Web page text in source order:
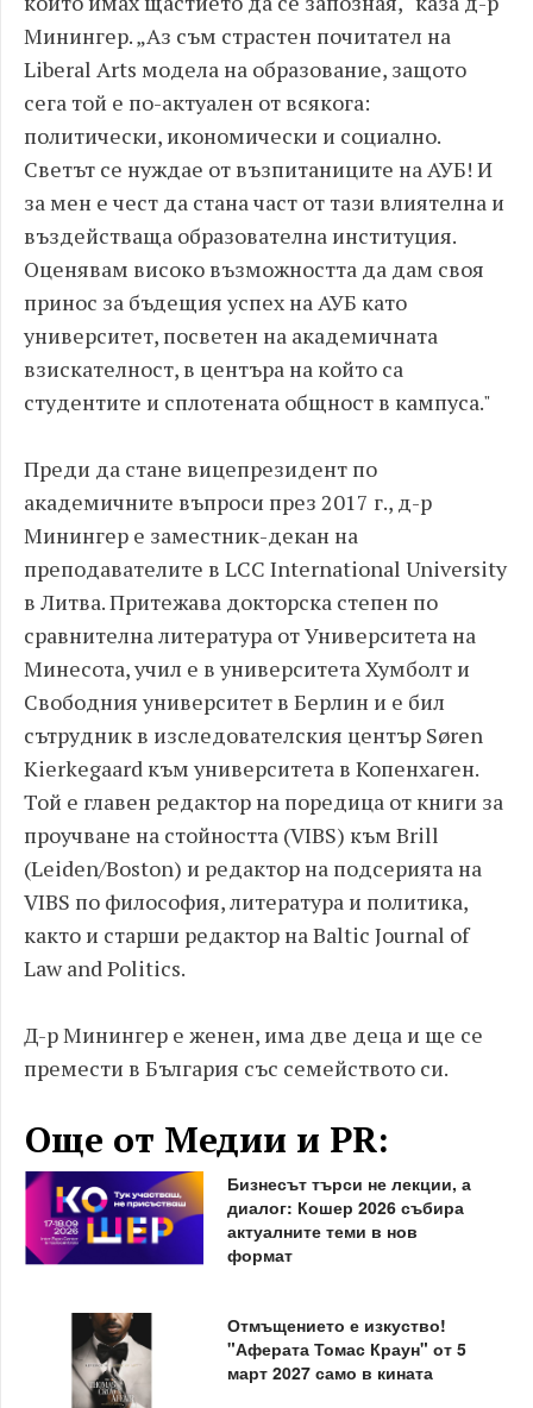
Минингер. „Аз съм страстен почитател на
Liberal Arts модела на образование, защото
сега той е по-актуален от всякога:
политически, икономически и социално.
Светът се нуждае от възпитаниците на АУБ! И
за мен е чест да стана част от тази влиятелна и
въздействаща образователна институция.
Оценявам високо възможността да дам своя
принос за бъдещия успех на АУБ като
университет, посветен на академичната
взискателност, в центъра на който са
студентите и сплотената общност в кампуса."
Преди да стане вицепрезидент по
академичните въпроси през 2017 г., д-р
Минингер е заместник-декан на
преподавателите в LCC International University
в Литва. Притежава докторска степен по
сравнителна литература от Университета на
Минесота, учил е в университета Хумболт и
Свободния университет в Берлин и е бил
сътрудник в изследователския център Søren
Kierkegaard към университета в Копенхаген.
Той е главен редактор на поредица от книги за
проучване на стойността (VIBS) към Brill
(Leiden/Boston) и редактор на подсерията на
VIBS по философия, литература и политика,
както и старши редактор на Baltic Journal of
Law and Politics.
Д-р Минингер е женен, има две деца и ще се
премести в България със семейството си.
Още от Медии и PR:
Бизнесът търси не лекции, а
диалог: Кошер 2026 събира
актуалните теми в нов
формат
Отмъщението е изкуство!
"Аферата Томас Краун" от 5
март 2027 само в кината